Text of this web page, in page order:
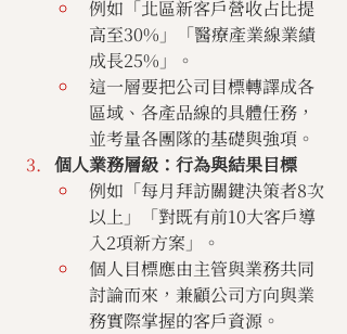
例如「北區新客戶營收占比提
高至30%」「醫療產業線業績
成長25%」。
這一層要把公司目標轉譯成各
區域、各產品線的具體任務，
並考量各團隊的基礎與強項。
個人業務層級：行為與結果目標
例如「每月拜訪關鍵決策者8次
以上」「對既有前10大客戶導
入2項新方案」。
個人目標應由主管與業務共同
討論而來，兼顧公司方向與業
務實際掌握的客戶資源。